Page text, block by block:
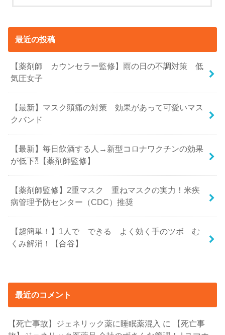
最近の投稿
【薬剤師 カウンセラー監修】雨の日の不調対策 低
気圧女子
【最新】マスク頭痛の対策 効果があって可愛いマス
クバンド
【最新】毎日飲酒する人→新型コロナワクチンの効果
が低下⁈【薬剤師監修】
【薬剤師監修】2重マスク 重ねマスクの実力！米疾
病管理予防センター（CDC）推奨
【超簡単！】1人で できる よく効く手のツボ む
くみ解消！【合谷】
最近のコメント
【死亡事故】ジェネリック薬に睡眠薬混入 に
【死亡事